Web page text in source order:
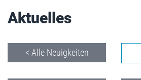
Aktuelles
< Alle Neuigkeiten